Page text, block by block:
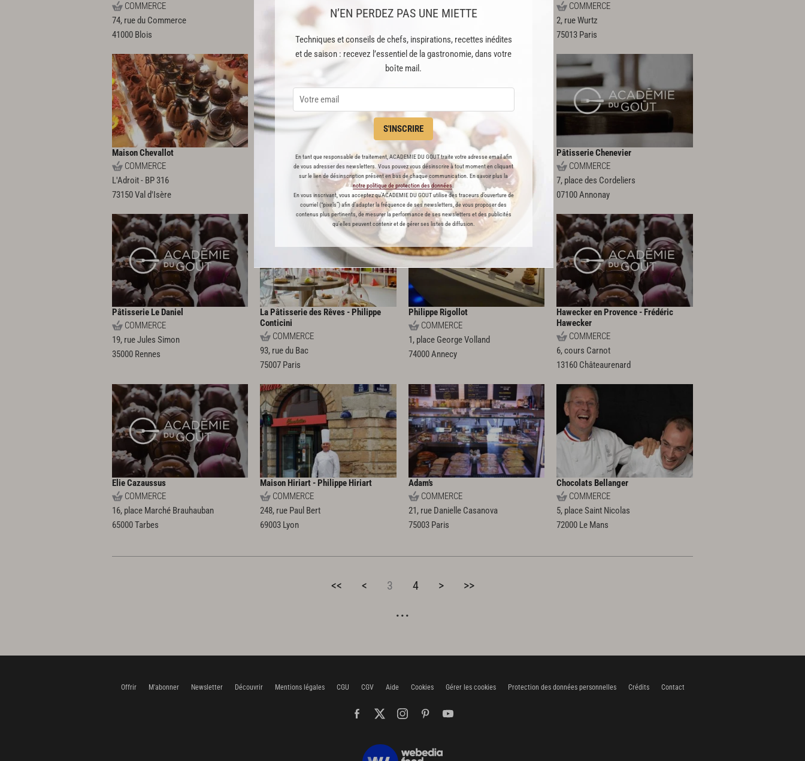
N’EN PERDEZ PAS UNE MIETTE
Techniques et conseils de chefs, inspirations, recettes inédites
et de saison : recevez l’essentiel de la gastronomie, dans votre
boîte mail.
S'INSCRIRE
En tant que responsable de traitement, ACADEMIE DU GOUT traite votre adresse email afin
de vous adresser des newsletters. Vous pouvez vous désinscrire à tout moment en cliquant
sur le lien de désinscription présent en bas de chaque communication. En savoir plus la
notre politique de protection des données.
En vous inscrivant, vous acceptez qu'ACADEMIE DU GOUT utilise des traceurs d’ouverture de
courriel (“pixels”) afin d’adapter la fréquence de ses newsletters, de vous proposer des
contenus plus pertinents, de mesurer la performance de ses newsletters et des publicités
qu’elles peuvent contenir et de gérer ses listes de diffusion.
COMMERCE
74, rue du Commerce
41000 Blois
COMMERCE
37, avenue Jean Jaurès
Jarny
14, rue Pavée
75004
Paris
COMMERCE
2, rue Wurtz
75013 Paris
Maison Chevallot
COMMERCE
L'Adroit - BP 316
73150Val d'Isère
Pâtisserie Chocolaterie Michel Viollet
COMMERCE
70, rue de la République
Bourgoin-Jallieu
Nicolas Bernardé
COMMERCE
2, place de la Liberté
92250La Garenne Colombes
Pâtisserie Chenevier
COMMERCE
7, place des Cordeliers
07100Annonay
Pâtisserie Le Daniel
COMMERCE
19, rue Jules Simon
35000 Rennes
La Pâtisserie des Rêves - Philippe
Conticini
COMMERCE
93, rue du Bac
75007 Paris
Philippe Rigollot
COMMERCE
1, place George Volland
74000Annecy
Hawecker en Provence - Frédéric
Hawecker
COMMERCE
6, cours Carnot
13160 Châteaurenard
Elie Cazaussus
COMMERCE
16, place Marché Brauhauban
65000Tarbes
Maison Hiriart - Philippe Hiriart
COMMERCE
248, rue Paul Bert
69003 Lyon
Adam’s
COMMERCE
21, rue Danielle Casanova
75003 Paris
Chocolats Bellanger
COMMERCE
5, place Saint Nicolas
72000 Le Mans
<< < 3 4 > >>
Offrir M'abonner Newsletter Découvrir Mentions légales CGU CGV Aide Cookies Gérer les cookies Protection des données personnelles Crédits Contact